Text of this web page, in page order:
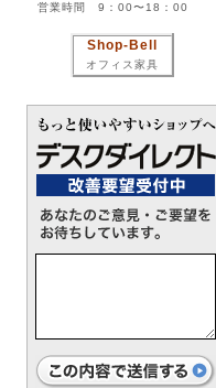
営業時間 9：00〜18：00
Shop-Bell
オフィス家具